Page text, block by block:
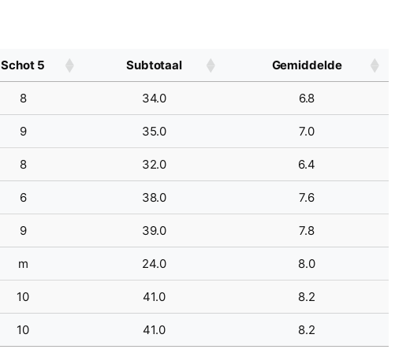
Schot 5 Subtotaal Gemiddelde
8 34.0 6.8
9 35.0 7.0
8 32.0 6.4
6 38.0 7.6
9 39.0 7.8
m 24.0 8.0
10 41.0 8.2
10 41.0 8.2